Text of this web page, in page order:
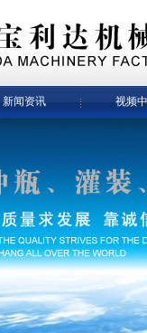
新闻资讯 视频